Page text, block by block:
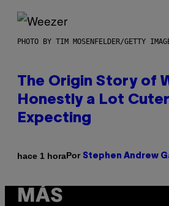
PHOTO BY TIM MOSENFELDER/GETTY
The Origin Story of
Honestly a Lot
Expecting
hace 1 horaPor Stephen Andrew
MÁS